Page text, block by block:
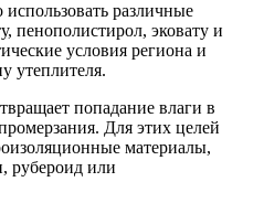
различные
пенополистирол, эковату и
условия региона и
утеплителя.
попадание влаги в
Для этих целей
материалы,
рубероид или